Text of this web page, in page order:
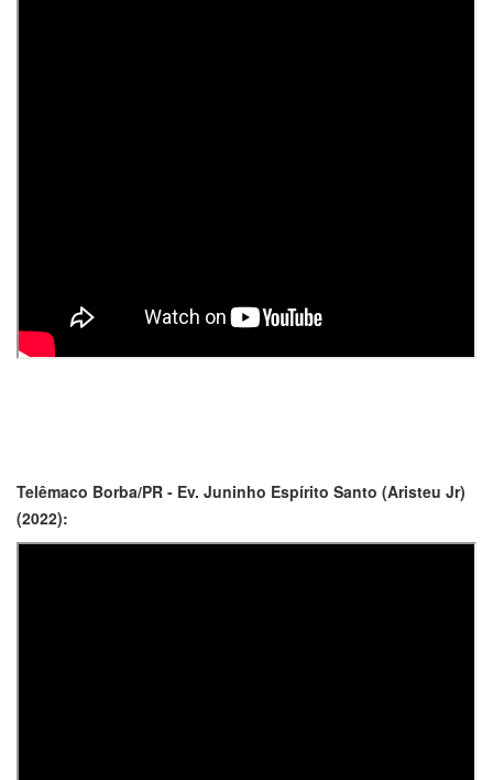
Telêmaco Borba/PR - Ev. Juninho Espírito Santo (Aristeu Jr)
(2022):